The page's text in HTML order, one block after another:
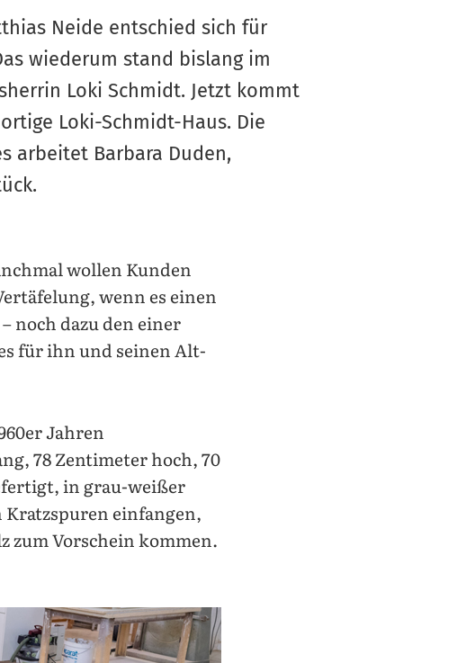
Neide entschied sich für
wiederum stand bislang im
Loki Schmidt. Jetzt kommt
Loki-Schmidt-Haus. Die
arbeitet Barbara Duden,
wollen Kunden
wenn es einen
noch dazu den einer
für ihn und seinen Alt-
Jahren
78 Zentimeter hoch, 70
in grau-weißer
einfangen,
zum Vorschein kommen.